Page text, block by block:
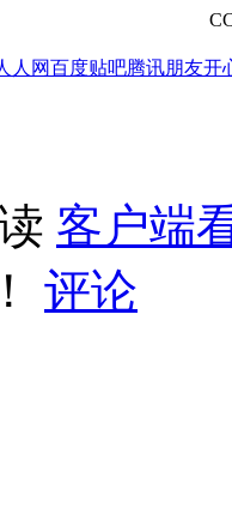
人网百度贴吧腾讯朋友开
客户端
评论